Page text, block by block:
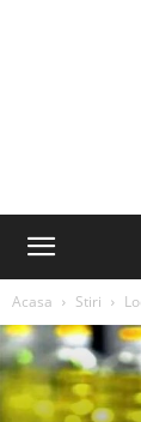
Acasa Stiri